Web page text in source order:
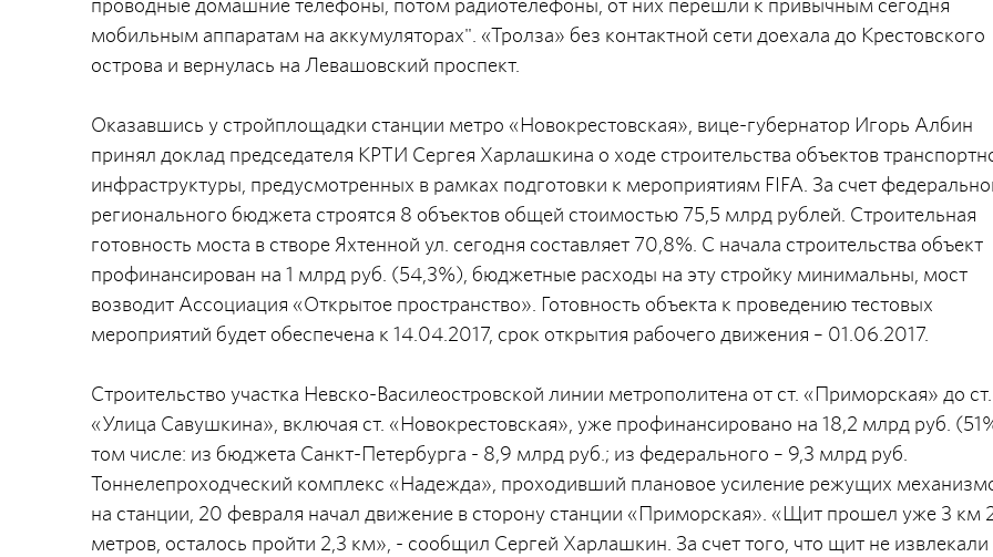
мобильным аппаратам на аккумуляторах". «Тролза» без контактной сети доехала до Крестовского
острова и вернулась на Левашовский проспект.
Оказавшись у стройплощадки станции метро «Новокрестовская», вице-губернатор Игорь Албин
принял доклад председателя КРТИ Сергея Харлашкина о ходе строительства объектов
инфраструктуры, предусмотренных в рамках подготовки к мероприятиям FIFA. За счет
регионального бюджета строятся 8 объектов общей стоимостью 75,5 млрд рублей. Строительная
готовность моста в створе Яхтенной ул. сегодня составляет 70,8%. С начала строительства объект
профинансирован на 1 млрд руб. (54,3%), бюджетные расходы на эту стройку минимальны, мост
возводит Ассоциация «Открытое пространство». Готовность объекта к проведению тестовых
мероприятий будет обеспечена к 14.04.2017, срок открытия рабочего движения – 01.06.2017.
Строительство участка Невско-Василеостровской линии метрополитена от ст. «Приморская» до ст.
«Улица Савушкина», включая ст. «Новокрестовская», уже профинансировано на 18,2 млрд руб.
том числе: из бюджета Санкт-Петербурга - 8,9 млрд руб.; из федерального – 9,3 млрд руб.
Тоннелепроходческий комплекс «Надежда», проходивший плановое усиление режущих
на станции, 20 февраля начал движение в сторону станции «Приморская». «Щит прошел уже 3 км
метров, осталось пройти 2,3 км», - сообщил Сергей Харлашкин. За счет того, что щит не извлекали